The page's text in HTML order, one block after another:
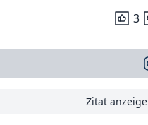
3
Zitat